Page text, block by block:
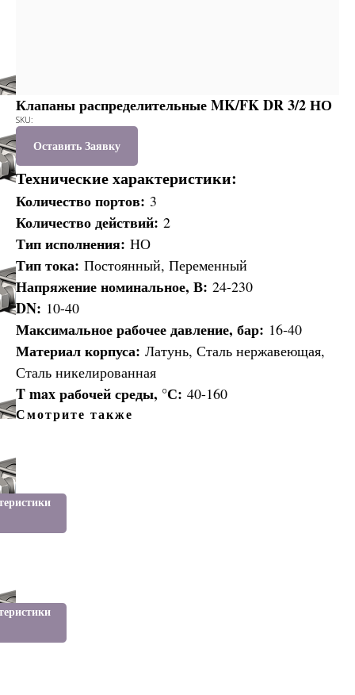
Клапаны распределительные MK/FK DR 3/2 НО
SKU:
Оставить Заявку
Технические характеристики:
Количество портов: 3
Количество действий: 2
Тип исполнения: НО
Тип тока: Постоянный, Переменный
Напряжение номинальное, В: 24-230
DN: 10-40
Максимальное рабочее давление, бар: 16-40
Материал корпуса: Латунь, Сталь нержавеющая,
Сталь никелированная
T max рабочей среды, °С: 40-160
Смотрите также